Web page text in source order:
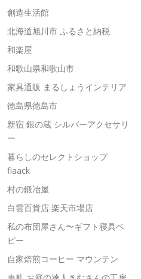
創造生活館
北海道旭川市 ふるさと納税
和楽屋
和歌山県和歌山市
家具通販 まるしょうインテリア
徳島県徳島市
新宿 銀の蔵 シルバーアクセサリ
ー
暮らしのセレクトショップ
flaack
村の鍛冶屋
白雲百貨店 楽天市場店
私の布団屋さん〜ギフト寝具ベ
ビー
自家焙煎コーヒー マウンテン